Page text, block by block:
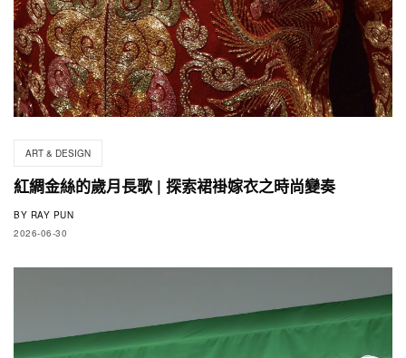
ART & DESIGN
紅綢金絲的歲月長歌 | 探索裙褂嫁衣之時尚變奏
BY RAY PUN
2026-06-30